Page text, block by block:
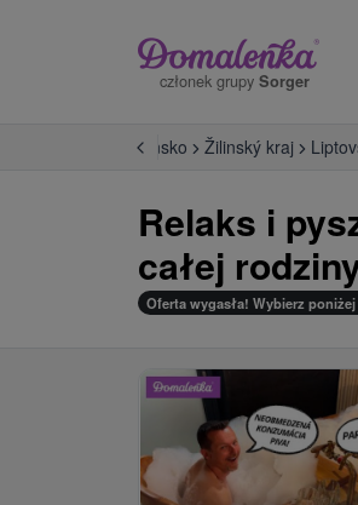
członek grupy Sorger
Stredné Slovensko Žilinský kraj
Relaks i
całej
Oferta wygasła! Wybierz